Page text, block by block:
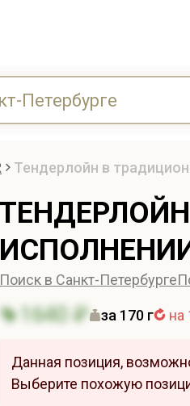
Тендерлойн в
Поиск в Санкт-Петербурге
1640 ₽ за 170 г на
Данная позиция,
Выберите похожую